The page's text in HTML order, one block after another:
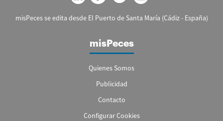
misPeces se edita desde El Puerto de Santa María (Cádiz - España)
misPeces
Quienes Somos
Publicidad
Contacto
Configurar Cookies